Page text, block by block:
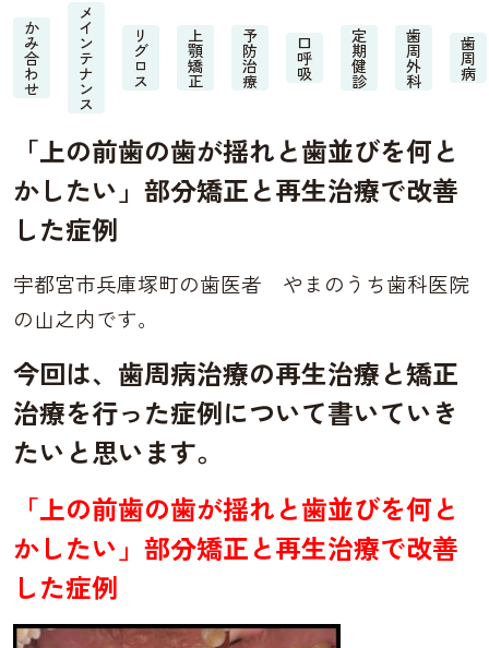
か
み
合
わ
せ
メ
イ
ン
テ
ナ
ン
ス
リ
グ
ロ
ス
上
顎
矯
正
予
防
治
療
口
呼
吸
定
期
健
診
歯
周
外
科
歯
周
病
「上の前歯の歯が揺れと歯並びを何と
かしたい」部分矯正と再生治療で改善
した症例
宇都宮市兵庫塚町の歯医者 やまのうち歯科医院
の山之内です。
今回は、歯周病治療の再生治療と矯正
治療を行った症例について書いていき
たいと思います。
「上の前歯の歯が揺れと歯並びを何と
かしたい」部分矯正と再生治療で改善
した症例